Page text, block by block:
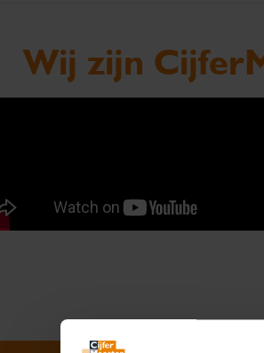
Wij zijn